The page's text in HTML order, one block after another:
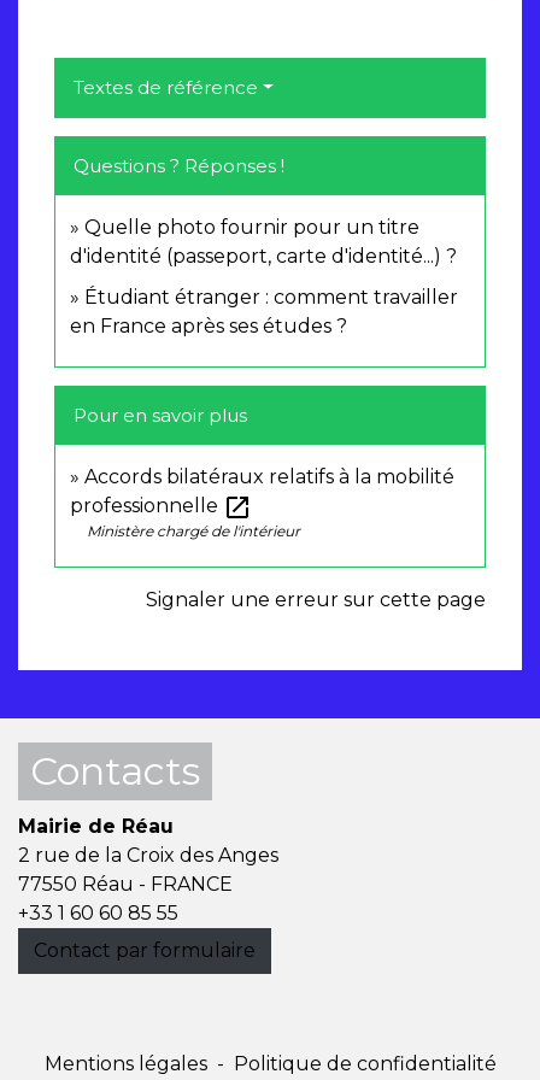
Textes de référence
Questions ? Réponses !
Quelle photo fournir pour un titre
d'identité (passeport, carte d'identité...) ?
Étudiant étranger : comment travailler
en France après ses études ?
Pour en savoir plus
Accords bilatéraux relatifs à la mobilité
professionnelle open_in_new
Ministère chargé de l'intérieur
Signaler une erreur sur cette page
Contacts
Mairie de Réau
2 rue de la Croix des Anges
77550 Réau - FRANCE
+33 1 60 60 85 55
Contact par formulaire
Mentions légales - Politique de confidentialité